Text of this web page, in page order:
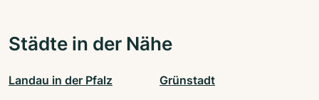
Städte in der Nähe
Landau in der Pfalz Grünstadt